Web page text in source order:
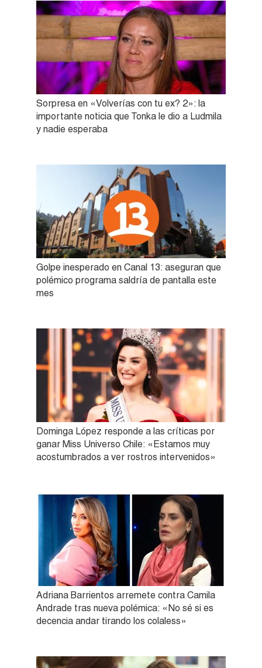
Sorpresa en «Volverías con tu ex? 2»: la
importante noticia que Tonka le dio a Ludmila
y nadie esperaba
Golpe inesperado en Canal 13: aseguran que
polémico programa saldría de pantalla este
mes
Dominga López responde a las críticas por
ganar Miss Universo Chile: «Estamos muy
acostumbrados a ver rostros intervenidos»
Adriana Barrientos arremete contra Camila
Andrade tras nueva polémica: «No sé si es
decencia andar tirando los colaless»